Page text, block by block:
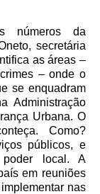
números da
secretária
as áreas –
– onde o
se enquadram
Administração
Urbana. O
Como?
públicos, e
poder local. A
em reuniões
nas